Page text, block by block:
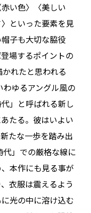
い色〉〈美しい
といった要素を見
子も大切な脇役
場するポイントの
れたと思われる
ゆるアングル風の
」と呼ばれる新し
たる。彼はいよい
たな一歩を踏み出
」での厳格な線に
本作にも見る事が
衣服は震えるよう
光の中に溶け込む